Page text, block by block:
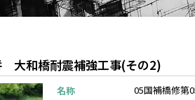
和橋耐震補強工事(その2)
名称
05国補橋修第